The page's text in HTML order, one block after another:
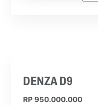
DENZA D9
RP 950.000.000